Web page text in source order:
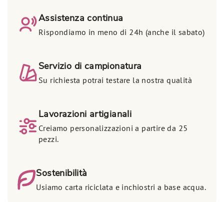
Assistenza continua
Rispondiamo in meno di 24h (anche il sabato)
Servizio di campionatura
Su richiesta potrai testare la nostra qualità
Lavorazioni artigianali
Creiamo personalizzazioni a partire da 25
pezzi.
Sostenibilità
Usiamo carta riciclata e inchiostri a base acqua.